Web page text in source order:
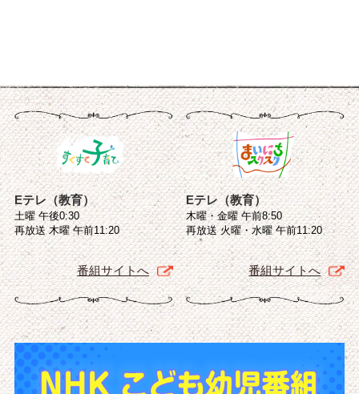
Eテレ（教育）
土曜 午後0:30
再放送 木曜 午前11:20
番組サイトへ
Eテレ（教育）
木曜・金曜 午前8:50
再放送 火曜・水曜 午前11:20
番組サイトへ